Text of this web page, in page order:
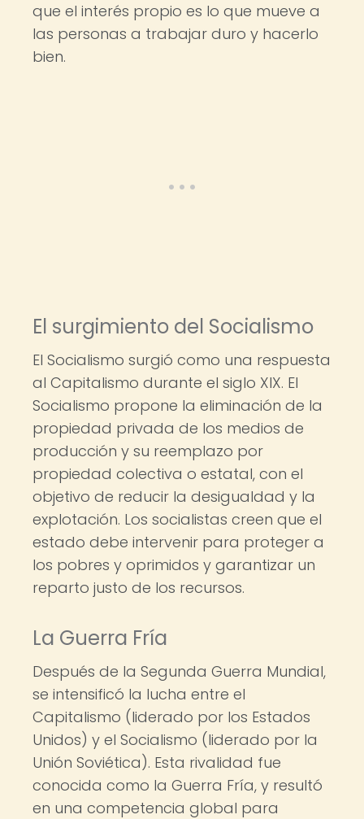
que el interés propio es lo que mueve a
las personas a trabajar duro y hacerlo
bien.
El surgimiento del Socialismo
El Socialismo surgió como una respuesta
al Capitalismo durante el siglo XIX. El
Socialismo propone la eliminación de la
propiedad privada de los medios de
producción y su reemplazo por
propiedad colectiva o estatal, con el
objetivo de reducir la desigualdad y la
explotación. Los socialistas creen que el
estado debe intervenir para proteger a
los pobres y oprimidos y garantizar un
reparto justo de los recursos.
La Guerra Fría
Después de la Segunda Guerra Mundial,
se intensificó la lucha entre el
Capitalismo (liderado por los Estados
Unidos) y el Socialismo (liderado por la
Unión Soviética). Esta rivalidad fue
conocida como la Guerra Fría, y resultó
en una competencia global para